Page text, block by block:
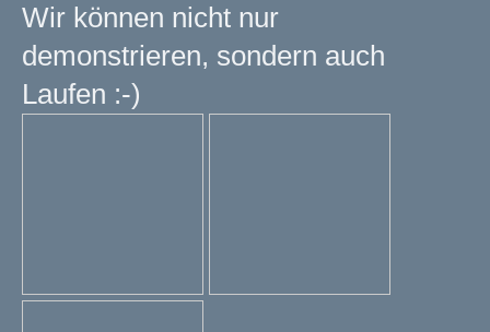
Wir können nicht nur
demonstrieren, sondern auch
Laufen :-)